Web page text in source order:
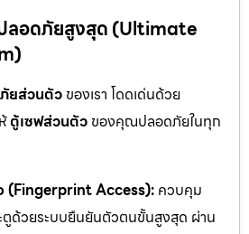
ลอดภัยสูงสุด (Ultimate
ยส่วนตัวของเรา โดดเด่นด้วย
ตู้เซฟส่วนตัว ของคุณปลอดภัยในทุก
(Fingerprint Access): ควบคุม
ตูด้วยระบบยืนยันตัวตนขั้นสูงสุด ผ่าน